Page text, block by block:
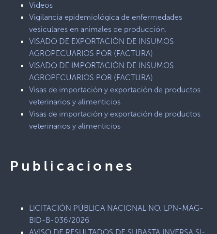
Videos
Vigilancia epidemiológica de enfermedades
vesiculares en animales de producción.
VISADO DE EXPORTACIÓN DE INSUMOS
AGROPECUARIOS POR (FACTURA)
VISADO DE IMPORTACIÓN DE INSUMOS
AGROPECUARIOS POR (FACTURA)
Visas de importación y exportación de productos
veterinarios y alimenticios
Visas de importación y exportación de productos
veterinarios y alimenticios
Publicaciones
LICITACIÓN PÚBLICA NACIONAL NO. LPN-MAG-
BID-B-036/2026